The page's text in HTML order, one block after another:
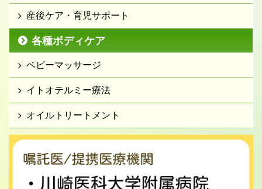
産後ケア・育児サポート
各種ボディケア
ベビーマッサージ
イトオテルミー療法
オイルトリートメント